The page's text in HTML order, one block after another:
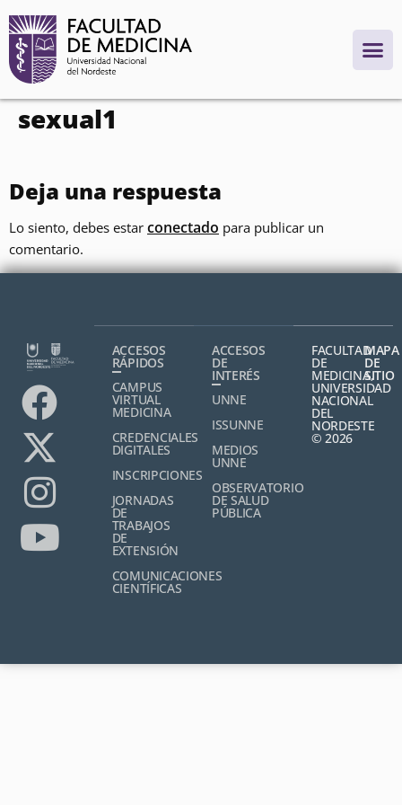
contenido
sexual1
Deja una respuesta
Lo siento, debes estar conectado para publicar un
comentario.
ACCESOS
RÁPIDOS
CAMPUS
VIRTUAL
MEDICINA
CREDENCIALES
DIGITALES
INSCRIPCIONES
JORNADAS
DE
TRABAJOS
DE
EXTENSIÓN
COMUNICACIONES
CIENTÍFICAS
ACCESOS
DE
INTERÉS
UNNE
ISSUNNE
MEDIOS
UNNE
OBSERVATORIO
DE SALUD
PÚBLICA
FACULTAD
DE
MEDICINA,
UNIVERSIDAD
NACIONAL
DEL
NORDESTE
© 2026
MAPA
DE
SITIO